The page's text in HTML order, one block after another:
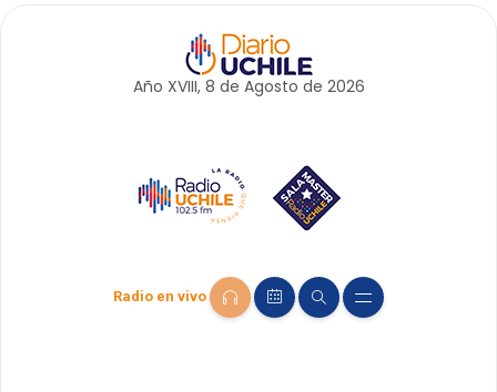
Año XVIII, 8 de Agosto de 2026
Radio en vivo